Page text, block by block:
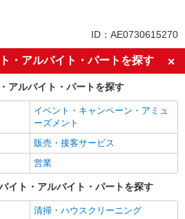
車通勤OK
社会保険あり
ID：AE0730615270
・アルバイト・パートを探す
アルバイト・パートを探す
イベント・キャンペーン・アミュ
ーズメント
販売・接客サービス
営業
イト・アルバイト・パートを探す
清掃・ハウスクリーニング